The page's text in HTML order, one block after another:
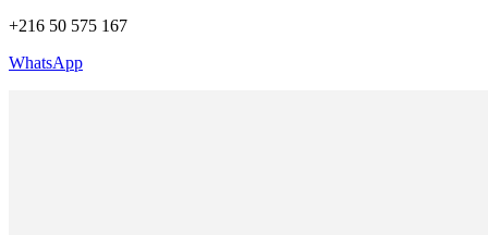
+216 50 575 167
WhatsApp